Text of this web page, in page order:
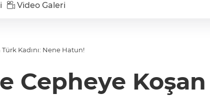
Video Galeri
Vatan Aşkı İle Cepheye Koşan Türk Kadını: Nene Hatun!
Cepheye